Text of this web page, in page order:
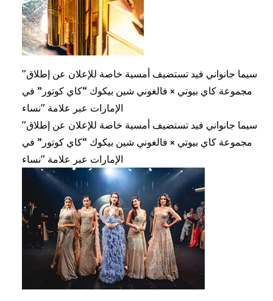
"سيما جانواني فيد تستضيف أمسية خاصة للإعلان عن إطلاق
مجموعة كاي بيوتي × فالغوني شين بيكوك “كاي كوتور” في
الإمارات عبر علامة "نساء
"سيما جانواني فيد تستضيف أمسية خاصة للإعلان عن إطلاق
مجموعة كاي بيوتي × فالغوني شين بيكوك “كاي كوتور” في
الإمارات عبر علامة "نساء